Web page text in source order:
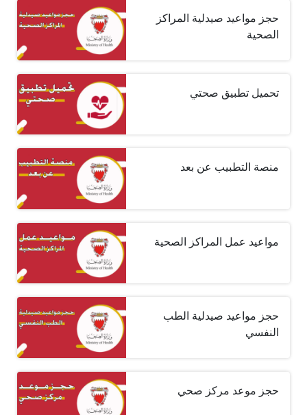
حجز مواعيد صيدلية المراكز
الصحية
تحميل تطبيق صحتي
منصة التطبيب عن بعد
مواعيد عمل المراكز الصحية
حجز مواعيد صيدلية الطب
النفسي
حجز موعد مركز صحي